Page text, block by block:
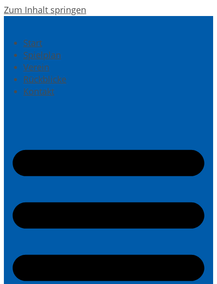
Zum Inhalt springen
Start
Spielplan
Verein
Rückblicke
Kontakt